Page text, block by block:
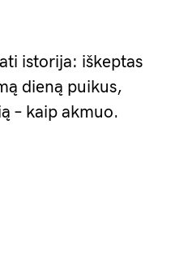
istorija: iškeptas
dieną puikus,
– kaip akmuo.